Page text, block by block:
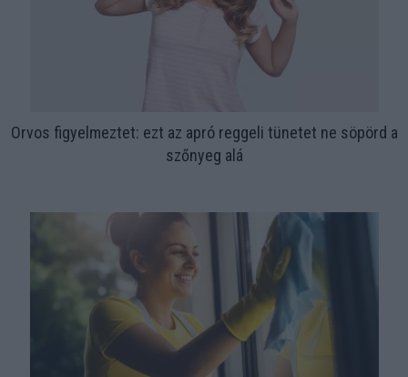
Orvos figyelmeztet: ezt az apró reggeli tünetet ne söpörd a
szőnyeg alá